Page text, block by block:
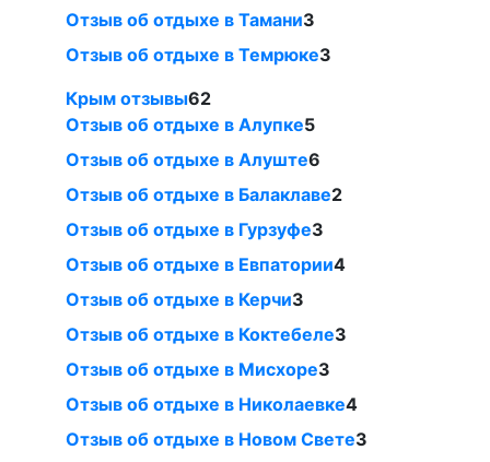
Отзыв об отдыхе в Тамани3
Отзыв об отдыхе в Темрюке3
Крым отзывы62
Отзыв об отдыхе в Алупке5
Отзыв об отдыхе в Алуште6
Отзыв об отдыхе в Балаклаве2
Отзыв об отдыхе в Гурзуфе3
Отзыв об отдыхе в Евпатории4
Отзыв об отдыхе в Керчи3
Отзыв об отдыхе в Коктебеле3
Отзыв об отдыхе в Мисхоре3
Отзыв об отдыхе в Николаевке4
Отзыв об отдыхе в Новом Свете3